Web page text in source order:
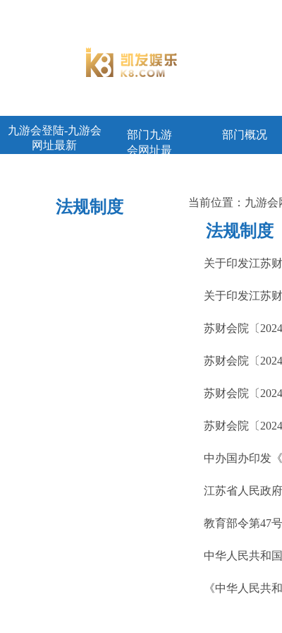
九游会登陆-九游会
网址最新
部门九游
会网址最
部门概况
法规制度 当前位置： 九游会
法规制度
关于印发江苏
关于印发江苏
苏财会院〔
苏财会院〔
苏财会院〔
苏财会院〔
中办国办印发
江苏省人民政
教育部令第47
中华人民共和
《中华人民共